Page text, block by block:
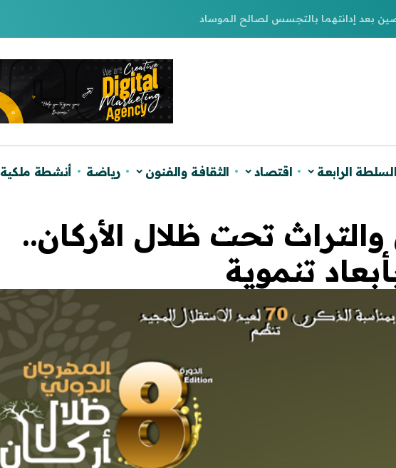
بعد إدانتهما بالتجسس لصالح الموساد
السلطة الرابعة اقتصاد الثقافة والفنون رياضة أنشطة ملكية
والتراث تحت ظلال الأركان..
تنموية